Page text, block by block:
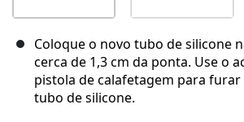
Coloque o novo tubo de silicone
cerca de 1,3 cm da ponta. Use o
pistola de calafetagem para
tubo de silicone.